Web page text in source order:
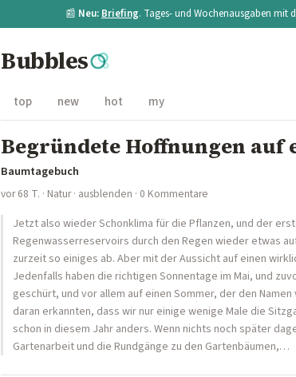
📰 Neu: Briefing. Tages- und Wochenausgaben mit
Bubbles
top new hot my
Begründete Hoffnungen auf
Baumtagebuch
vor 68 T. · Natur· ausblenden · 0 Kommentare
Jetzt also wieder Schonklima für die Pflanzen, und der
Regenwasserreservoirs durch den Regen wieder etwas
zurzeit so einiges ab. Aber mit der Aussicht auf einen
Jedenfalls haben die richtigen Sonnentage im Mai, und
geschürt, und vor allem auf einen Sommer, der den
daran erkannten, dass wir nur einige wenige Male die
schon in diesem Jahr anders. Wenn nichts noch später
Gartenarbeit und die Rundgänge zu den Gartenbäumen,…